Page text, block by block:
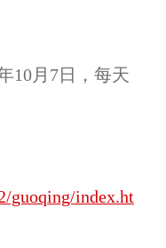
10月7日
，每天
guoqing/index.ht